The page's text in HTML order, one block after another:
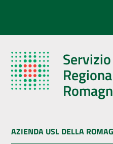
AZIENDA USL DELLA